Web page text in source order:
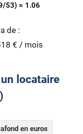
53) = 1.06
de :
€ / mois
locataire
en euros